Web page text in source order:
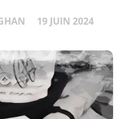
19 JUIN 2024